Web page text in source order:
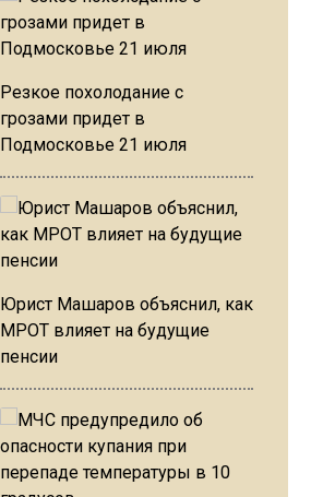
Резкое похолодание с
грозами придет в
Подмосковье 21 июля
Юрист Машаров объяснил, как
МРОТ влияет на будущие
пенсии